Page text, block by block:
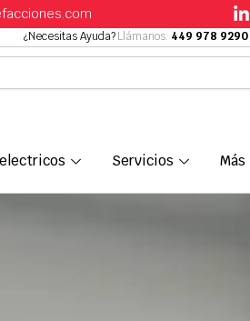
¿Necesitas Ayuda? Llámanos: 449 978 9290
Servicios Más